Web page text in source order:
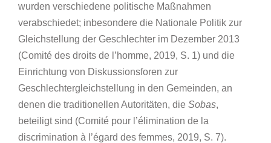
wurden verschiedene politische Maßnahmen
verabschiedet; inbesondere die Nationale Politik zur
Gleichstellung der Geschlechter im Dezember 2013
(Comité des droits de l’homme, 2019, S. 1) und die
Einrichtung von Diskussionsforen zur
Geschlechtergleichstellung in den Gemeinden, an
denen die traditionellen Autoritäten, die Sobas,
beteiligt sind (Comité pour l’élimination de la
discrimination à l’égard des femmes, 2019, S. 7).